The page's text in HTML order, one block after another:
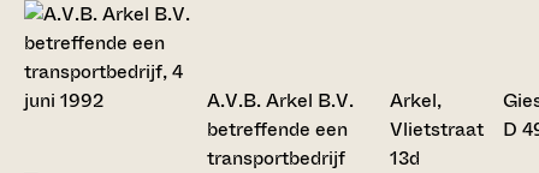
A.V.B. Arkel B.V.
betreffende een
transportbedrijf
Arkel,
Vlietstraat
13d
D